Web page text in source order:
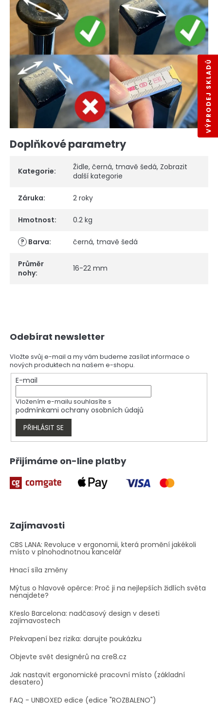
Doplňkové parametry
Kategorie: Židle, černá, tmavě šedá, Zobrazit
další kategorie
Záruka: 2 roky
Hmotnost: 0.2 kg
? Barva: černá, tmavě šedá
Průměr
nohy: 16-22 mm
Odebírat newsletter
Vložte svůj e-mail a my vám budeme zasílat informace o
nových produktech na našem e-shopu.
E-mail
Vložením e-mailu souhlasíte s
podmínkami ochrany osobních údajů
PŘIHLÁSIT SE
Přijímáme on-line platby
Zajímavosti
CBS LANA: Revoluce v ergonomii, která promění jakékoli
místo v plnohodnotnou kancelář
Hnací síla změny
Mýtus o hlavové opěrce: Proč ji na nejlepších židlích světa
nenajdete?
Křeslo Barcelona: nadčasový design v deseti
zajímavostech
Překvapení bez rizika: darujte poukázku
Objevte svět designérů na cre8.cz
Jak nastavit ergonomické pracovní místo (základní
desatero)
FAQ - UNBOXED edice (edice "ROZBALENO")
VÝPRODEJ SKLADŮ